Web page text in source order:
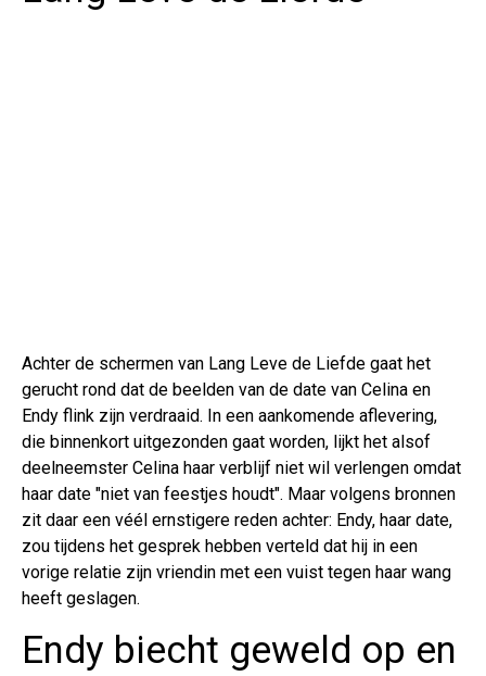
Achter de schermen van Lang Leve de Liefde gaat het
gerucht rond dat de beelden van de date van Celina en
Endy flink zijn verdraaid. In een aankomende aflevering,
die binnenkort uitgezonden gaat worden, lijkt het alsof
deelneemster Celina haar verblijf niet wil verlengen omdat
haar date "niet van feestjes houdt". Maar volgens bronnen
zit daar een véél ernstigere reden achter: Endy, haar date,
zou tijdens het gesprek hebben verteld dat hij in een
vorige relatie zijn vriendin met een vuist tegen haar wang
heeft geslagen.
Endy biecht geweld op en